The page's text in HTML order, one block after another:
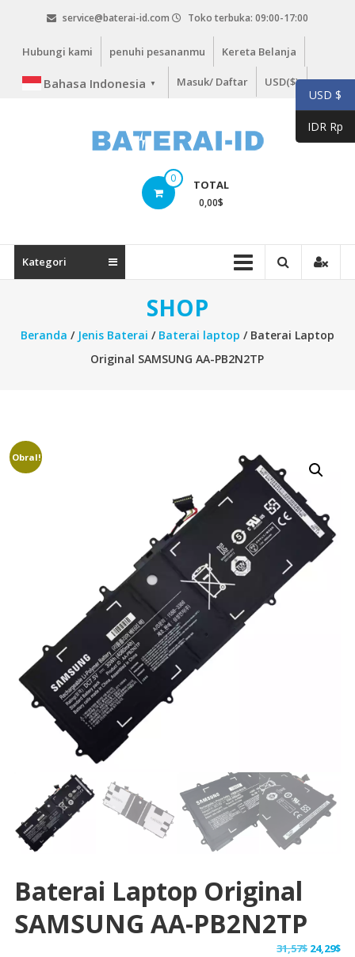
service@baterai-id.com Toko terbuka: 09:00-17:00
Hubungi kami penuhi pesananmu Kereta Belanja
Bahasa Indonesia ▼ Masuk/ Daftar USD($)
id.com
0 TOTAL
0,00$
Kategori
SHOP
Beranda / Jenis Baterai / Baterai laptop / Baterai Laptop
Original SAMSUNG AA-PB2N2TP
Obral!
Baterai Laptop Original
SAMSUNG AA-PB2N2TP
31,57$ Harga
24,29$
USD $
IDR Rp